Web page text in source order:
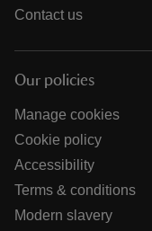
Contact us
Our policies
Manage cookies
Cookie policy
Accessibility
Terms & conditions
Modern slavery